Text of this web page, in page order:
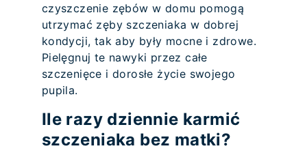
czyszczenie zębów w domu pomogą
utrzymać zęby szczeniaka w dobrej
kondycji, tak aby były mocne i zdrowe.
Pielęgnuj te nawyki przez całe
szczenięce i dorosłe życie swojego
pupila.
Ile razy dziennie karmić
szczeniaka bez matki?